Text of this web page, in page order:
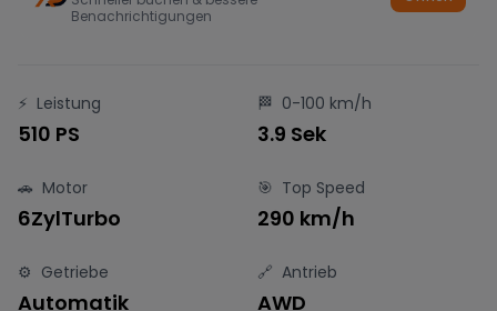
Benachrichtigungen
⚡ Leistung
510 PS
🏁 0-100 km/h
3.9 Sek
🚗 Motor
6ZylTurbo
🎯 Top Speed
290 km/h
⚙️ Getriebe
Automatik
🔗 Antrieb
AWD